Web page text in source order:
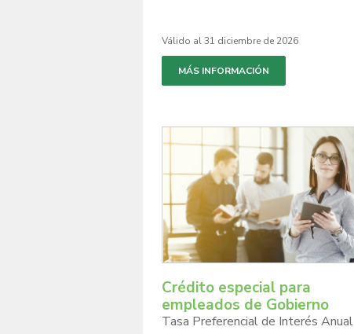
Válido al 31 diciembre de 2026
MÁS INFORMACIÓN
Crédito especial para
empleados de Gobierno
Tasa Preferencial de Interés Anual